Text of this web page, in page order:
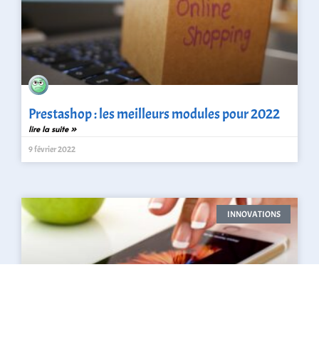
Prestashop : les meilleurs modules pour 2022
lire la suite »
9 février 2022
INNOVATIONS